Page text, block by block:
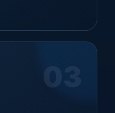
03